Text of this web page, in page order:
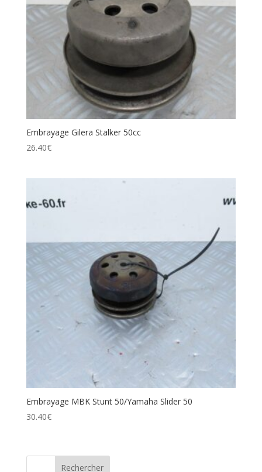
Embrayage Gilera Stalker 50cc
26.40€
Embrayage MBK Stunt 50/Yamaha Slider 50
30.40€
Rechercher